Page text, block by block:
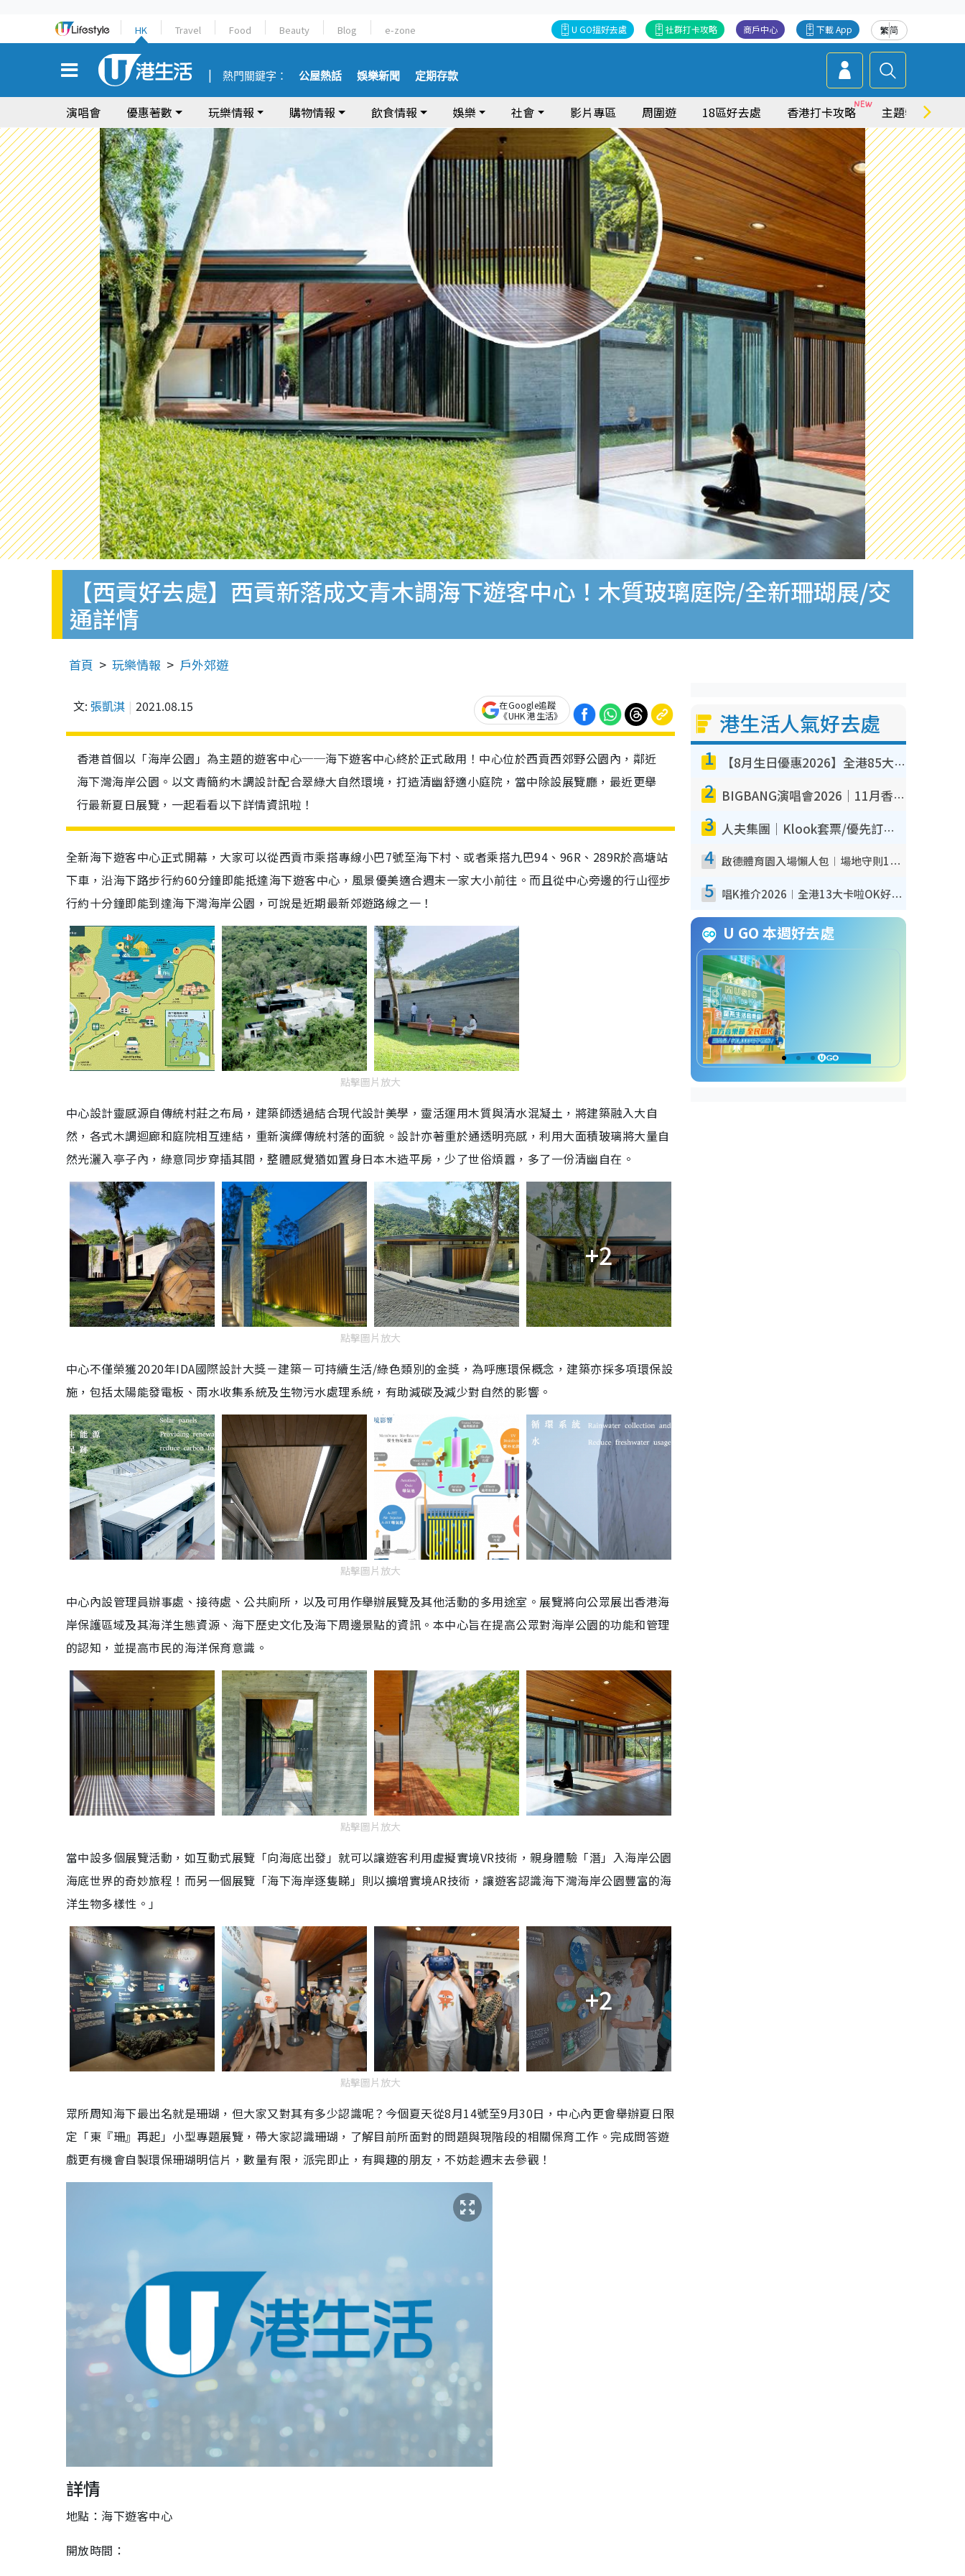
HK Travel Food Beauty Blog e-zone 繁简
下載 App
商戶中心
社群打卡攻略
U GO搵好去處
熱門關鍵字： 公屋熱話 娛樂新聞 定期存款
演唱會 優惠著數 玩樂情報 購物情報 飲食情報 娛樂 社會 影片專區 周圍遊 18區好去處 香港打卡攻略 主題特集
【西貢好去處】西貢新落成文青木調海下遊客中心！木質玻璃庭院/全新珊瑚展/交
通詳情
首頁 玩樂情報 戶外郊遊
文: 張凱淇 2021.08.15
在Google追蹤
《UHK 港生活》
香港首個以「海岸公園」為主題的遊客中心──海下遊客中心終於正式啟用！中心位於西貢西郊野公園內，鄰近
海下灣海岸公園。以文青簡約木調設計配合翠綠大自然環境，打造清幽舒適小庭院，當中除設展覽廳，最近更舉
行最新夏日展覽，一起看看以下詳情資訊啦！
全新海下遊客中心正式開幕，大家可以從西貢市乘搭專線小巴7號至海下村、或者乘搭九巴94、96R、289R於高塘站
下車，沿海下路步行約60分鐘即能抵達海下遊客中心，風景優美適合週末一家大小前往。而且從中心旁邊的行山徑步
行約十分鐘即能到達海下灣海岸公園，可說是近期最新郊遊路線之一！
點擊圖片放大
中心設計靈感源自傳統村莊之布局，建築師透過結合現代設計美學，靈活運用木質與清水混凝土，將建築融入大自
然，各式木調迴廊和庭院相互連結，重新演繹傳統村落的面貌。設計亦著重於通透明亮感，利用大面積玻璃將大量自
然光灑入亭子內，綠意同步穿插其間，整體感覺猶如置身日本木造平房，少了世俗煩囂，多了一份清幽自在。
+2
點擊圖片放大
中心不僅榮獲2020年IDA國際設計大獎－建築－可持續生活/綠色類別的金獎，為呼應環保概念，建築亦採多項環保設
施，包括太陽能發電板、雨水收集系統及生物污水處理系統，有助減碳及減少對自然的影響。
點擊圖片放大
中心內設管理員辦事處、接待處、公共廁所，以及可用作舉辦展覽及其他活動的多用途室。展覽將向公眾展出香港海
岸保護區域及其海洋生態資源、海下歷史文化及海下周邊景點的資訊。本中心旨在提高公眾對海岸公園的功能和管理
的認知，並提高市民的海洋保育意識。
點擊圖片放大
當中設多個展覽活動，如互動式展覽「向海底出發」就可以讓遊客利用虛擬實境VR技術，親身體驗「潛」入海岸公園
海底世界的奇妙旅程！而另一個展覽「海下海岸逐隻睇」則以擴增實境AR技術，讓遊客認識海下灣海岸公園豐富的海
洋生物多樣性。」
+2
點擊圖片放大
眾所周知海下最出名就是珊瑚，但大家又對其有多少認識呢？今個夏天從8月14號至9月30日，中心內更會舉辦夏日限
定「東『珊』再起」小型專題展覽，帶大家認識珊瑚，了解目前所面對的問題與現階段的相關保育工作。完成問答遊
戲更有機會自製環保珊瑚明信片，數量有限，派完即止，有興趣的朋友，不妨趁週末去參觀！
詳情
地點：海下遊客中心
開放時間：
港生活人氣好去處
1 【8月生日優惠2026】全港85大食買玩著數攻略 自助餐/火鍋放題同行免費＋誠品/DONKI送現金券
2 BIGBANG演唱會2026｜11月香港啟德開3場！實名制VIP申請、優先購票攻略
3 人夫集團｜Klook套票/優先訂票/公開發售搶飛攻略！附票價.購票連結.場地座位表
4 啟德體育園入場懶人包︱場地守則12違禁品不可進場准帶細水樽但全場禁樽蓋！應援牌有限制！
5 唱K推介2026︱全港13大卡啦OK好去處！最平$36起 日文K都有！(附地址+收費詳情)
U GO 本週好去處